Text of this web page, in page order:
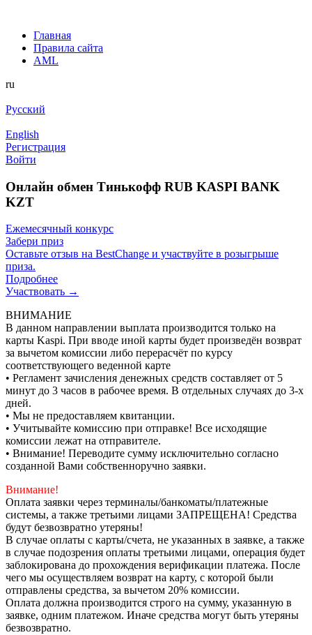
Главная
Правила сайта
AML
ru
Русский
English
Регистрация
Войти
Онлайн обмен Тинькофф RUB KASPI BANK
KZT
Ежемесячный конкурс
Забери приз
Оставьте отзыв на BestChange и участвуйте в розыгрыше
приза.
Подробнее
Участвовать →
ВНИМАНИЕ
В данном направлении выплата производится только на
карты Kaspi. При вводе иной карты будет произведён возврат
за вычетом комиссии либо перерасчёт по курсу
соответствующего веденной карте
• Регламент зачисления денежных средств составляет от 5
минут до 3 часов в рабочее время. В отдельных случаях до 3-х
дней.
• Мы не предоставляем квитанции.
• Учитывайте комиссию при отправке! Все исходящие
комиссии лежат на отправителе.
• Внимание! Переводите сумму исключительно согласно
созданной Вами собственноручно заявки.
Внимание!
Оплата заявки через терминалы/банкоматы/платежные
системы, а также третьими лицами ЗАПРЕЩЕНА! Средства
будут безвозвратно утеряны!
В случае оплаты с карты/счета, не указанных в заявке, а также
в случае подозрения оплаты третьими лицами, операция будет
заблокирована до прохождения верификации платежа. После
чего мы осуществляем возврат на карту, с которой были
отправлены средства, за вычетом 20% комиссии.
Оплата должна производится строго на сумму, указанную в
заявке, одним платежом. Иначе средства могут быть утеряны
безвозвратно.